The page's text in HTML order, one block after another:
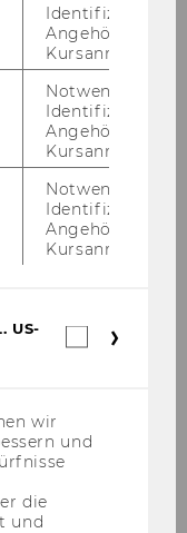
Identifizierung
Angehörige/r für
Kursanmeldung.
Notwendig zur
Identifizierung
Angehörige/r für
Kursanmeldung.
Notwendig zur
Identifizierung
Angehörige/r für
Kursanmeldung.
US-
wir
und
die
und